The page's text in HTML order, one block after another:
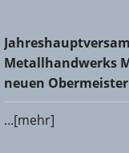
Metallhandwerks
Obermeister gewählt
Metallhandwerks
neuen
...[mehr]